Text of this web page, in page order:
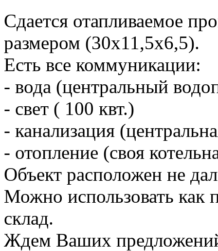
Сдается отапливаемое
размером (30х11,5х6,5).
Есть все коммуникации:
- вода (центральный
- свет ( 100 квт.)
- канализация
- отопление (своя
Объект расположен не
Можно использовать как
склад.
Ждем Ваших